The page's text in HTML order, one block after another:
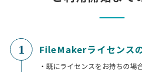
1 FileMakerライセンス
既にライセンスをお持ちの場